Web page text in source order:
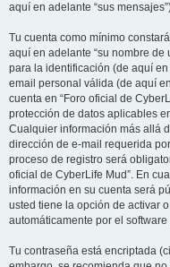
aquí en adelante “sus
Tu cuenta como mínimo
aquí en adelante “su nombre
para la identificación (de aquí
email personal válida (de aquí
cuenta en “Foro oficial de
protección de datos aplicables
Cualquier información más allá
dirección de e-mail requerida
proceso de registro será
oficial de CyberLife Mud”. En
información en su cuenta será
usted tiene la opción de activar
automáticamente por el software
Tu contraseña está encriptada